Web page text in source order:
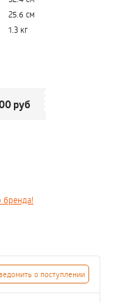
25.6 см
1.3 кг
руб
бренда!
о поступлении